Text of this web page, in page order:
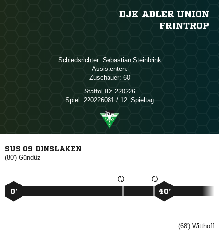
DJK ADLER UNION
FRINTROP
Schiedsrichter:  
Assistenten:
Zuschauer: 60
Staffel-ID: 220226
Spiel: 220226081 / 12. Spieltag
SUS 09 DINSLAKEN
(80') 
0’ 40’
(68') 